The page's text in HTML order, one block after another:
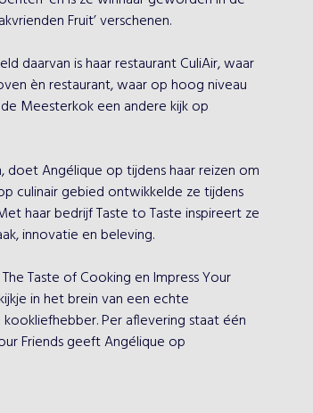
Fruit’ verschenen.
daarvan is haar restaurant CuliAir, waar
èn restaurant, waar op hoog niveau
Meesterkok een andere kijk op
doet Angélique op tijdens haar reizen om
culinair gebied ontwikkelde ze tijdens
haar bedrijf Taste to Taste inspireert ze
innovatie en beleving.
Taste of Cooking en Impress Your
in het brein van een echte
Per aflevering staat één
Friends geeft Angélique op